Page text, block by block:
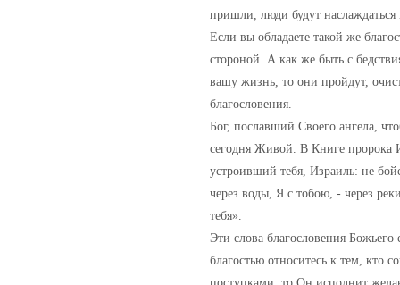
пришли, люди будут
Если вы обладаете такой же
стороной. А как же быть с
вашу жизнь, то они пройдут,
благословения.
Бог, пославший Своего ангела,
сегодня Живой. В Книге пророка
устроивший тебя, Израиль: не
через воды, Я с тобою, - через
тебя».
Эти слова благословения Божьего
благостью относитесь к тем, кто